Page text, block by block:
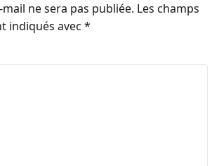
ne sera pas publiée. Les champs
indiqués avec *